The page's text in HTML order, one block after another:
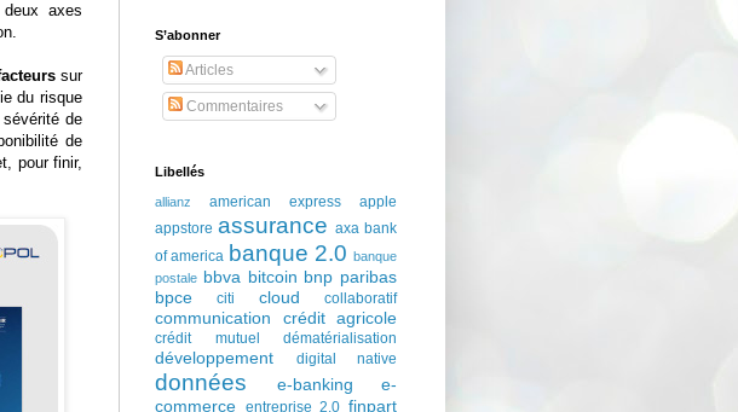
axes
sur
du risque
de
de
pour finir,
S’abonner
Articles
Commentaires
Libellés
allianz american express
apple
appstore assurance axa bank
of america banque 2.0 banque
postale bbva bitcoin bnp paribas
bpce
citi cloud collaboratif
communication crédit agricole
crédit mutuel dématérialisation
développement digital native
données e-banking
e-
commerce entreprise 2.0 finpart